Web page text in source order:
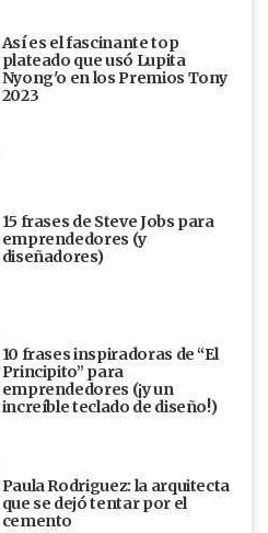
Así es el fascinante top
plateado que usó Lupita
Nyong'o en los Premios Tony
2023
15 frases de Steve Jobs para
emprendedores (y
diseñadores)
10 frases inspiradoras de “El
Principito” para
emprendedores (¡y un
increíble teclado de diseño!)
Paula Rodriguez: la arquitecta
que se dejó tentar por el
cemento